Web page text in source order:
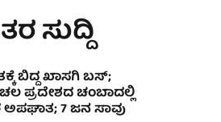
ಸುದ್ದಿ
ಬಿದ್ದ ಖಾಸಗಿ ಬಸ್;
ಪ್ರದೇಶದ ಚಂಬಾದಲ್ಲಿ
ಅಪಘಾತ; 7 ಜನ ಸಾವು